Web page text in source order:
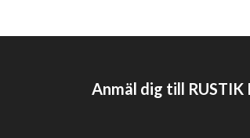
Anmäl dig till